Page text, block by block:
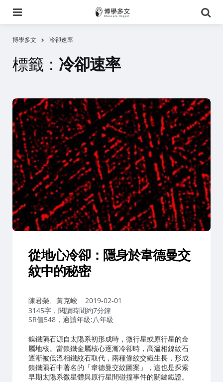
尋
博學多文 冷卻速率
標籤： 冷卻速率
從地心冷卻：隱身於韋德曼交
紋中的秘密
作
者：
陳君榮、黃克峻
2019-02-01
3145字，閱讀時間約7分鐘
SR值548，適讀年級:八年級
鎳鐵隕石源自太陽系初形成時，微行星或原行星的金
屬地核。當鎳鐵金屬核心逐漸冷卻時，高溫相鎳紋石
逐漸被低溫相鐵紋石取代，兩種條紋交織生長，形成
鎳鐵隕石中著名的「韋德曼交紋圖案」，這也是探索
早期太陽系微星體與原行星間碰撞事件的關鍵鐵證。